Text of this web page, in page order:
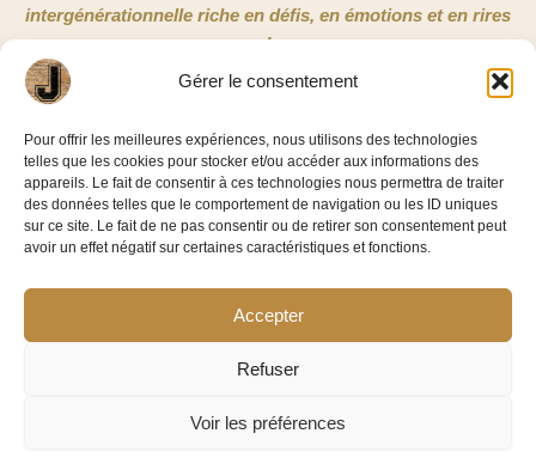
Gérer le consentement
Pour offrir les meilleures expériences, nous utilisons des technologies
telles que les cookies pour stocker et/ou accéder aux informations des
appareils. Le fait de consentir à ces technologies nous permettra de traiter
des données telles que le comportement de navigation ou les ID uniques
sur ce site. Le fait de ne pas consentir ou de retirer son consentement peut
avoir un effet négatif sur certaines caractéristiques et fonctions.
Accepter
Refuser
Voir les préférences
intergénérationnelle riche en défis, en émotions et en rires
!
Jeux en Bois 33
3/5 rue Copernic
33185 Le Haillan
06 58 86 42 11